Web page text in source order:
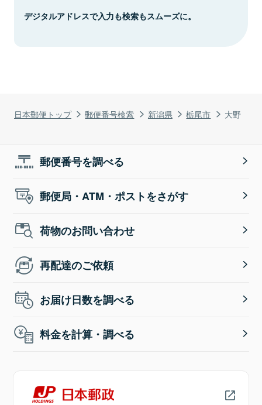
日本郵便トップ 郵便番号検索 新潟県 栃尾市 大野
デジタルアドレスで入力も検索もスムーズに。
郵便番号を調べる
郵便局・ATM・ポストをさがす
荷物のお問い合わせ
再配達のご依頼
お届け日数を調べる
料金を計算・調べる